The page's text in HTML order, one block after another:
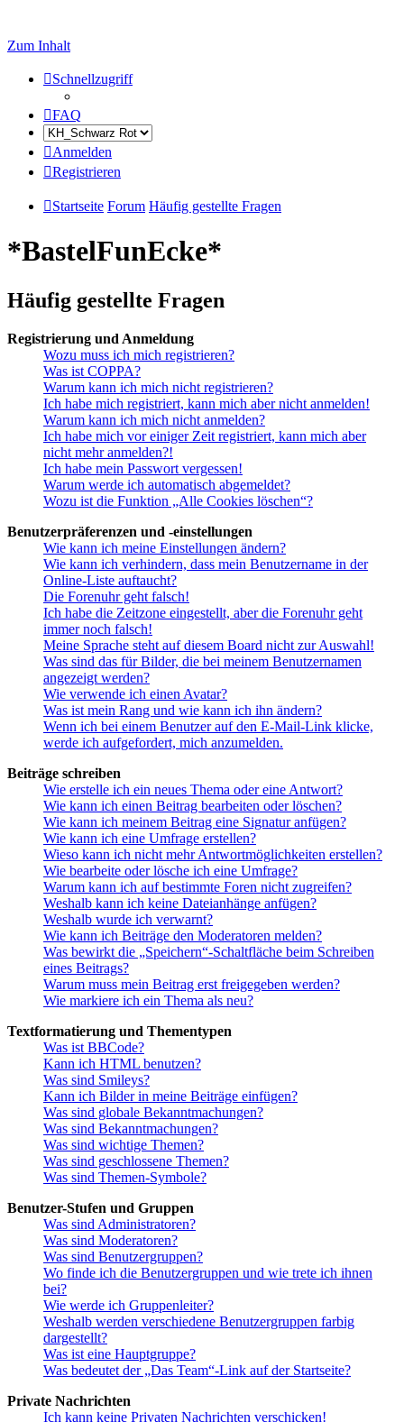
Zum Inhalt
Schnellzugriff
FAQ
Anmelden
Registrieren
Startseite Forum Häufig gestellte Fragen
*BastelFunEcke*
Häufig gestellte Fragen
Registrierung und Anmeldung
Wozu muss ich mich registrieren?
Was ist COPPA?
Warum kann ich mich nicht registrieren?
Ich habe mich registriert, kann mich aber nicht anmelden!
Warum kann ich mich nicht anmelden?
Ich habe mich vor einiger Zeit registriert, kann mich aber
nicht mehr anmelden?!
Ich habe mein Passwort vergessen!
Warum werde ich automatisch abgemeldet?
Wozu ist die Funktion „Alle Cookies löschen“?
Benutzerpräferenzen und -einstellungen
Wie kann ich meine Einstellungen ändern?
Wie kann ich verhindern, dass mein Benutzername in der
Online-Liste auftaucht?
Die Forenuhr geht falsch!
Ich habe die Zeitzone eingestellt, aber die Forenuhr geht
immer noch falsch!
Meine Sprache steht auf diesem Board nicht zur Auswahl!
Was sind das für Bilder, die bei meinem Benutzernamen
angezeigt werden?
Wie verwende ich einen Avatar?
Was ist mein Rang und wie kann ich ihn ändern?
Wenn ich bei einem Benutzer auf den E-Mail-Link klicke,
werde ich aufgefordert, mich anzumelden.
Beiträge schreiben
Wie erstelle ich ein neues Thema oder eine Antwort?
Wie kann ich einen Beitrag bearbeiten oder löschen?
Wie kann ich meinem Beitrag eine Signatur anfügen?
Wie kann ich eine Umfrage erstellen?
Wieso kann ich nicht mehr Antwortmöglichkeiten erstellen?
Wie bearbeite oder lösche ich eine Umfrage?
Warum kann ich auf bestimmte Foren nicht zugreifen?
Weshalb kann ich keine Dateianhänge anfügen?
Weshalb wurde ich verwarnt?
Wie kann ich Beiträge den Moderatoren melden?
Was bewirkt die „Speichern“-Schaltfläche beim Schreiben
eines Beitrags?
Warum muss mein Beitrag erst freigegeben werden?
Wie markiere ich ein Thema als neu?
Textformatierung und Thementypen
Was ist BBCode?
Kann ich HTML benutzen?
Was sind Smileys?
Kann ich Bilder in meine Beiträge einfügen?
Was sind globale Bekanntmachungen?
Was sind Bekanntmachungen?
Was sind wichtige Themen?
Was sind geschlossene Themen?
Was sind Themen-Symbole?
Benutzer-Stufen und Gruppen
Was sind Administratoren?
Was sind Moderatoren?
Was sind Benutzergruppen?
Wo finde ich die Benutzergruppen und wie trete ich ihnen
bei?
Wie werde ich Gruppenleiter?
Weshalb werden verschiedene Benutzergruppen farbig
dargestellt?
Was ist eine Hauptgruppe?
Was bedeutet der „Das Team“-Link auf der Startseite?
Private Nachrichten
Ich kann keine Privaten Nachrichten verschicken!